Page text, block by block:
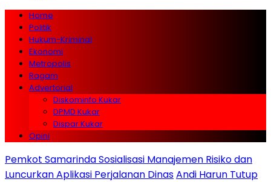
Home
Politik
Hukum-Kriminal
Ekonomi
Metropolis
Ragam
Advertorial
Diskominfo Kukar
DPMD Kukar
Dispar Kukar
Opini
Pemkot Samarinda Sosialisasi Manajemen Risiko dan
Luncurkan Aplikasi Perjalanan DinasAndi Harun Tutup